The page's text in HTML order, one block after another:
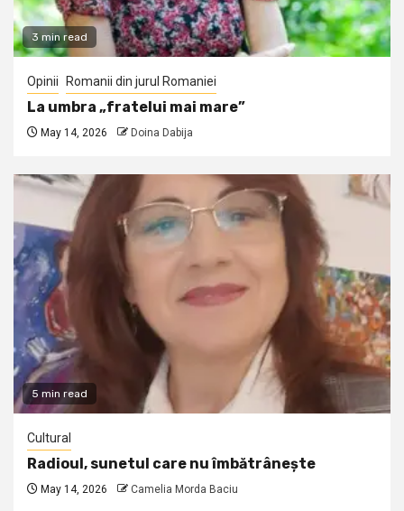
3 min read
Opinii Romanii din jurul Romaniei
La umbra „fratelui mai mare”
May 14, 2026 Doina Dabija
5 min read
Cultural
Radioul, sunetul care nu îmbătrânește
May 14, 2026 Camelia Morda Baciu